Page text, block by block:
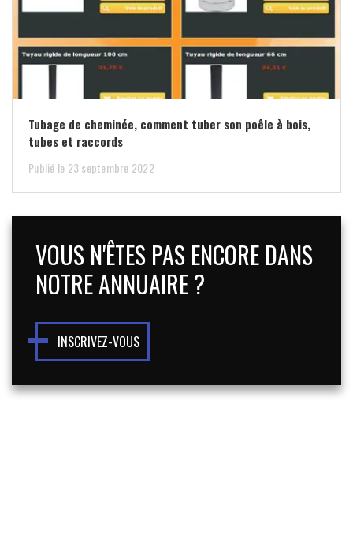
Tubage de cheminée, comment tuber son poêle à bois,
tubes et raccords
Publié le 23 septembre 2022
VOUS N'ÊTES PAS ENCORE DANS
NOTRE ANNUAIRE ?
INSCRIVEZ-VOUS